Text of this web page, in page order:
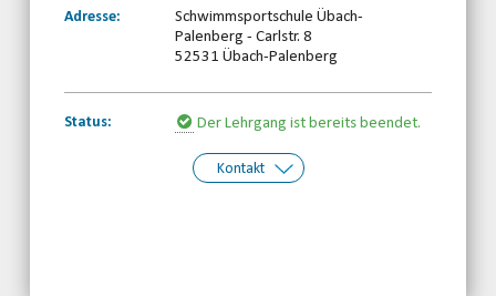
Adresse:
Schwimmsportschule Übach-
Palenberg - Carlstr. 8
52531 Übach-Palenberg
Status: Der Lehrgang ist bereits beendet.
Kontakt